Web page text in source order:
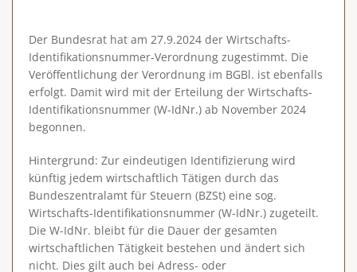
Der Bundesrat hat am 27.9.2024 der Wirtschafts-
Identifikationsnummer-Verordnung zugestimmt. Die
Veröffentlichung der Verordnung im BGBl. ist ebenfalls
erfolgt. Damit wird mit der Erteilung der Wirtschafts-
Identifikationsnummer (W-IdNr.) ab November 2024
begonnen.
Hintergrund: Zur eindeutigen Identifizierung wird
künftig jedem wirtschaftlich Tätigen durch das
Bundeszentralamt für Steuern (BZSt) eine sog.
Wirtschafts-Identifikationsnummer (W-IdNr.) zugeteilt.
Die W-IdNr. bleibt für die Dauer der gesamten
wirtschaftlichen Tätigkeit bestehen und ändert sich
nicht. Dies gilt auch bei Adress- oder